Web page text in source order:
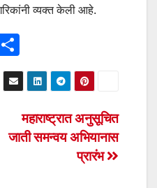
व्यक्त केली आहे.
E
h
ar
e
महाराष्ट्रात अनुसूचित
जाती समन्वय अभियानास
प्रारंभ